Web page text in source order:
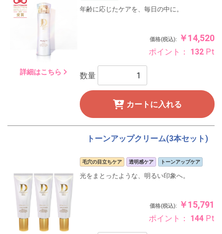
詳細はこちら
年齢に応じたケアを、毎日の中に。
価格(税込):￥14,520
ポイント： 132Pt
数量
カートに入れる
トーンアップクリーム(3本セット)
毛穴の目立ちケア 透明感ケア トーンアップケア
光をまとったような、明るい印象へ。
価格(税込):￥15,791
ポイント： 144Pt